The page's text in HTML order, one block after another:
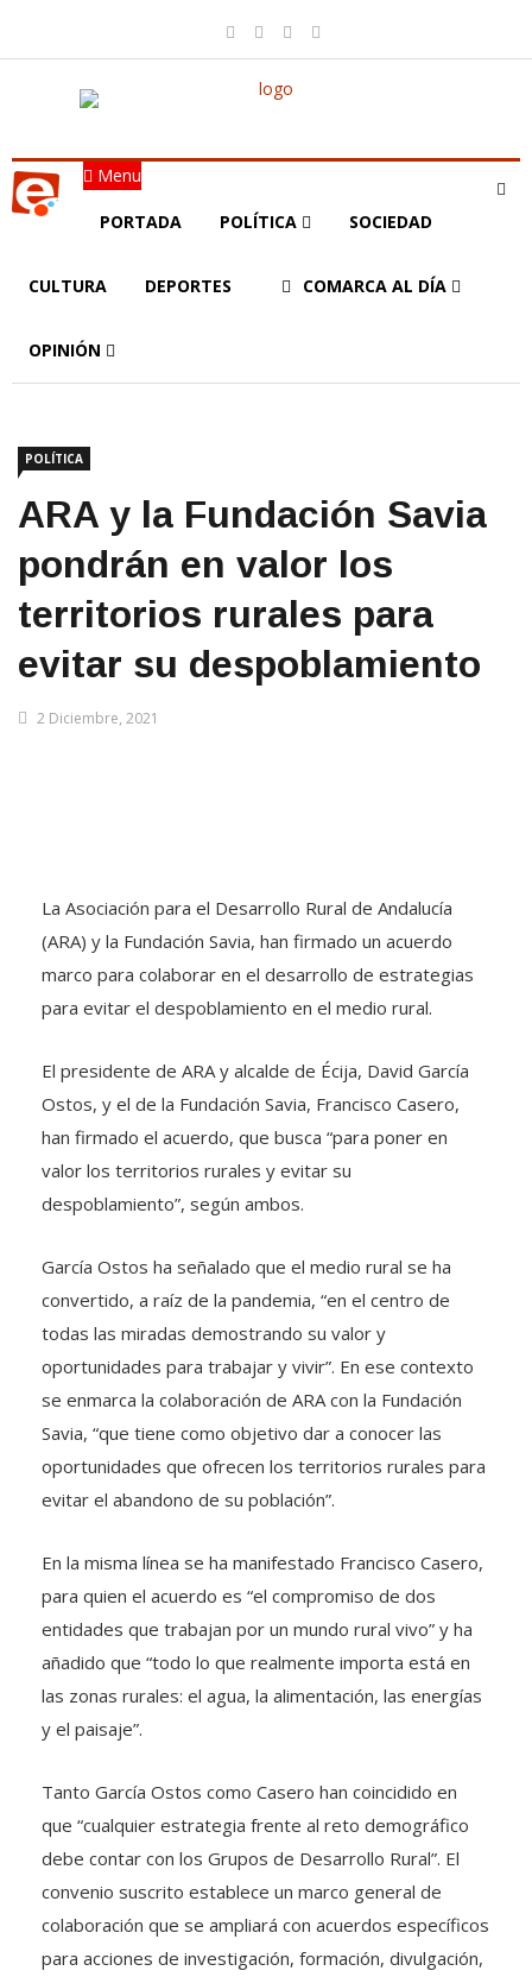
Menu
PORTADA POLÍTICA SOCIEDAD
CULTURA DEPORTES COMARCA AL DÍA
OPINIÓN
POLÍTICA
ARA y la Fundación Savia
pondrán en valor los
territorios rurales para
evitar su despoblamiento
2 Diciembre, 2021
La Asociación para el Desarrollo Rural de Andalucía
(ARA) y la Fundación Savia, han firmado un acuerdo
marco para colaborar en el desarrollo de estrategias
para evitar el despoblamiento en el medio rural.
El presidente de ARA y alcalde de Écija, David García
Ostos, y el de la Fundación Savia, Francisco Casero,
han firmado el acuerdo, que busca “para poner en
valor los territorios rurales y evitar su
despoblamiento”, según ambos.
García Ostos ha señalado que el medio rural se ha
convertido, a raíz de la pandemia, “en el centro de
todas las miradas demostrando su valor y
oportunidades para trabajar y vivir”. En ese contexto
se enmarca la colaboración de ARA con la Fundación
Savia, “que tiene como objetivo dar a conocer las
oportunidades que ofrecen los territorios rurales para
evitar el abandono de su población”.
En la misma línea se ha manifestado Francisco Casero,
para quien el acuerdo es “el compromiso de dos
entidades que trabajan por un mundo rural vivo” y ha
añadido que “todo lo que realmente importa está en
las zonas rurales: el agua, la alimentación, las energías
y el paisaje”.
Tanto García Ostos como Casero han coincidido en
que “cualquier estrategia frente al reto demográfico
debe contar con los Grupos de Desarrollo Rural”. El
convenio suscrito establece un marco general de
colaboración que se ampliará con acuerdos específicos
para acciones de investigación, formación, divulgación,